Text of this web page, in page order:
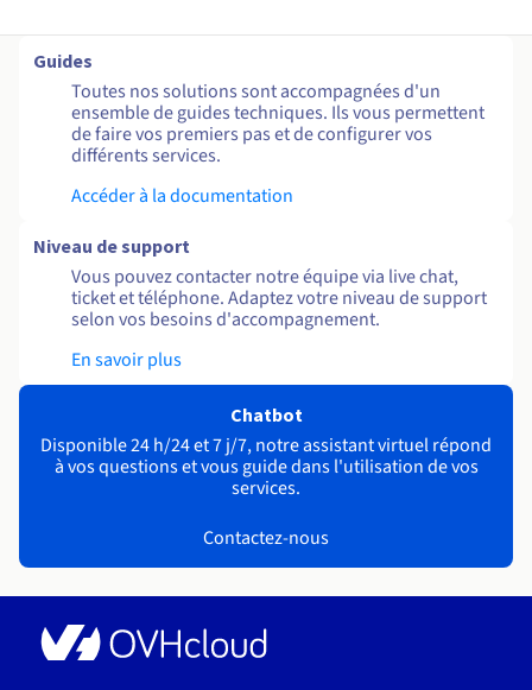
Guides
Toutes nos solutions sont accompagnées d'un
ensemble de guides techniques. Ils vous permettent
de faire vos premiers pas et de configurer vos
différents services.
Accéder à la documentation
Niveau de support
Vous pouvez contacter notre équipe via live chat,
ticket et téléphone. Adaptez votre niveau de support
selon vos besoins d'accompagnement.
En savoir plus
Chatbot
Disponible 24 h/24 et 7 j/7, notre assistant virtuel répond
à vos questions et vous guide dans l'utilisation de vos
services.
Contactez-nous